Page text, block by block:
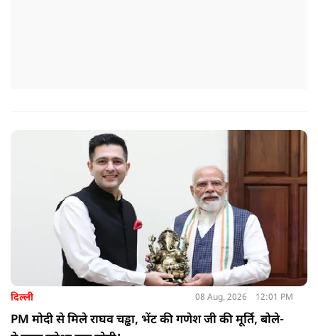
दिल्ली 08 Aug, 2026 12:01 PM
PM मोदी से मिले राघव चड्ढा, भेंट की गणेश जी की मूर्ति, बोले-